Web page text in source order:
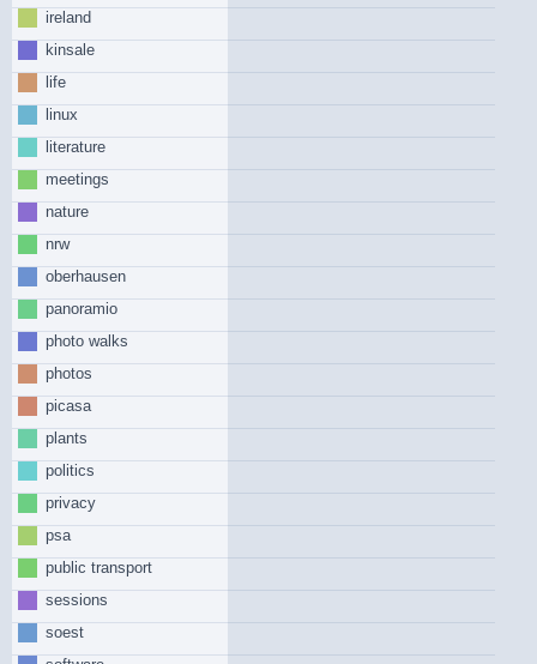
ireland
kinsale
life
linux
literature
meetings
nature
nrw
oberhausen
panoramio
photo walks
photos
picasa
plants
politics
privacy
psa
public transport
sessions
soest